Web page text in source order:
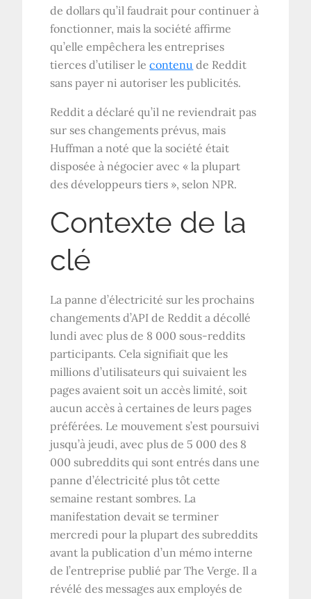
de dollars qu’il faudrait pour continuer à
fonctionner, mais la société affirme
qu’elle empêchera les entreprises
tierces d’utiliser lecontenu de Reddit
sans payer ni autoriser les publicités.
Reddit a déclaré qu’il ne reviendrait pas
sur ses changements prévus, mais
Huffman a noté que la société était
disposée à négocier avec « la plupart
des développeurs tiers », selon NPR.
Contexte de la
clé
La panne d’électricité sur les prochains
changements d’API de Reddit a décollé
lundi avec plus de 8 000 sous-reddits
participants. Cela signifiait que les
millions d’utilisateurs qui suivaient les
pages avaient soit un accès limité, soit
aucun accès à certaines de leurs pages
préférées. Le mouvement s’est poursuivi
jusqu’à jeudi, avec plus de 5 000 des 8
000 subreddits qui sont entrés dans une
panne d’électricité plus tôt cette
semaine restant sombres. La
manifestation devait se terminer
mercredi pour la plupart des subreddits
avant la publication d’un mémo interne
de l’entreprise publié par The Verge. Il a
révélé des messages aux employés de